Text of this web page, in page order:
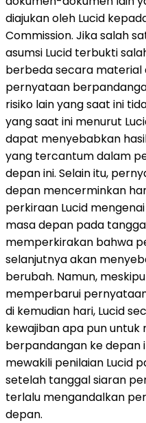
diajukan oleh Lucid
Commission. Jika salah
asumsi Lucid terbukti
berbeda secara material
pernyataan
risiko lain yang saat ini
yang saat ini menurut
dapat menyebabkan
yang tercantum dalam
depan ini. Selain itu,
depan mencerminkan
perkiraan Lucid
masa depan pada
memperkirakan bahwa
selanjutnya akan
berubah. Namun,
memperbarui
di kemudian hari, Lucid
kewajiban apa pun
berpandangan ke depan
mewakili penilaian Lucid
setelah tanggal siaran
terlalu mengandalkan
depan.